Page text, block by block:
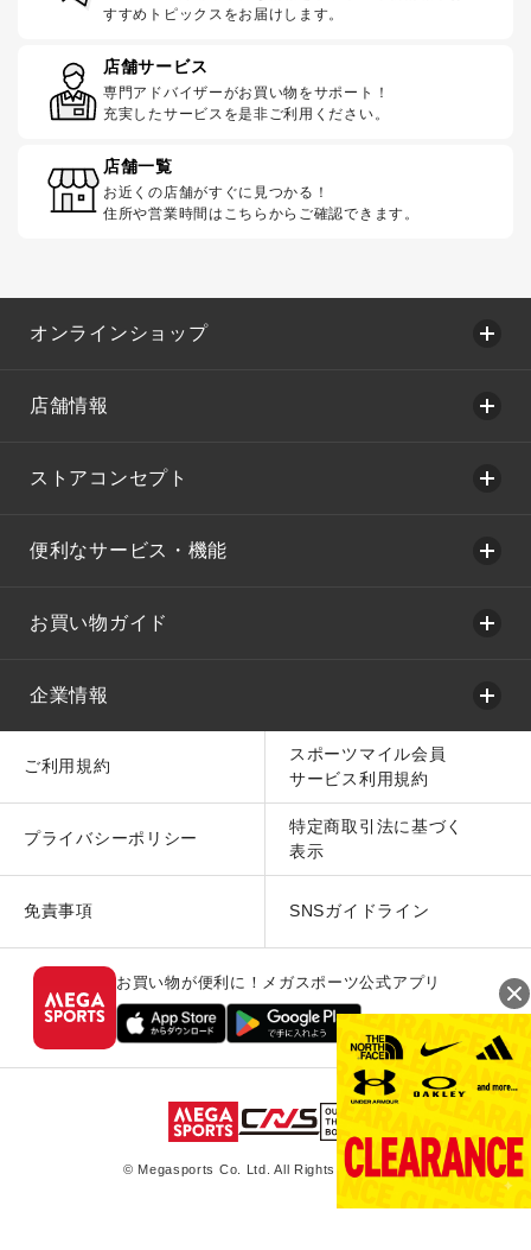
すすめトピックスをお届けします。
店舗サービス
専門アドバイザーがお買い物をサポート！
充実したサービスを是非ご利用ください。
店舗一覧
お近くの店舗がすぐに見つかる！
住所や営業時間はこちらからご確認できます。
オンラインショップ
店舗情報
ストアコンセプト
便利なサービス・機能
お買い物ガイド
企業情報
ご利用規約
スポーツマイル会員
サービス利用規約
プライバシーポリシー
特定商取引法に基づく
表示
免責事項 SNSガイドライン
お買い物が便利に！メガスポーツ公式アプリ
© Megasports Co. Ltd. All Rights Reserved.